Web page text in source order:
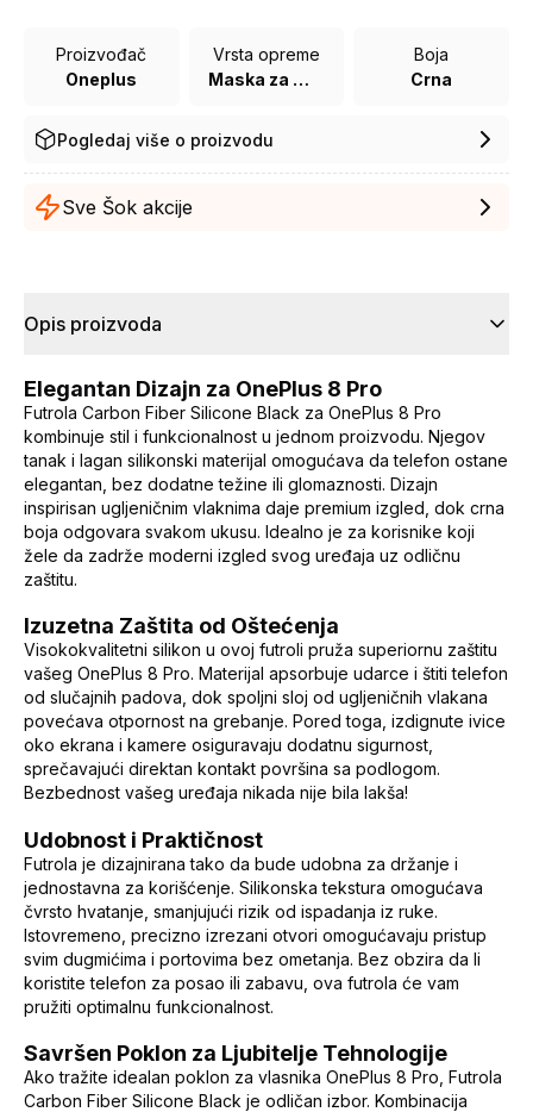
Proizvođač
Oneplus
Vrsta opreme
Maska za mobilni telefon
Boja
Crna
Pogledaj više o proizvodu
Sve Šok akcije
Opis proizvoda
Elegantan Dizajn za OnePlus 8 Pro
Futrola Carbon Fiber Silicone Black za OnePlus 8 Pro
kombinuje stil i funkcionalnost u jednom proizvodu. Njegov
tanak i lagan silikonski materijal omogućava da telefon ostane
elegantan, bez dodatne težine ili glomaznosti. Dizajn
inspirisan ugljeničnim vlaknima daje premium izgled, dok crna
boja odgovara svakom ukusu. Idealno je za korisnike koji
žele da zadrže moderni izgled svog uređaja uz odličnu
zaštitu.
Izuzetna Zaštita od Oštećenja
Visokokvalitetni silikon u ovoj futroli pruža superiornu zaštitu
vašeg OnePlus 8 Pro. Materijal apsorbuje udarce i štiti telefon
od slučajnih padova, dok spoljni sloj od ugljeničnih vlakana
povećava otpornost na grebanje. Pored toga, izdignute ivice
oko ekrana i kamere osiguravaju dodatnu sigurnost,
sprečavajući direktan kontakt površina sa podlogom.
Bezbednost vašeg uređaja nikada nije bila lakša!
Udobnost i Praktičnost
Futrola je dizajnirana tako da bude udobna za držanje i
jednostavna za korišćenje. Silikonska tekstura omogućava
čvrsto hvatanje, smanjujući rizik od ispadanja iz ruke.
Istovremeno, precizno izrezani otvori omogućavaju pristup
svim dugmićima i portovima bez ometanja. Bez obzira da li
koristite telefon za posao ili zabavu, ova futrola će vam
pružiti optimalnu funkcionalnost.
Savršen Poklon za Ljubitelje Tehnologije
Ako tražite idealan poklon za vlasnika OnePlus 8 Pro, Futrola
Carbon Fiber Silicone Black je odličan izbor. Kombinacija